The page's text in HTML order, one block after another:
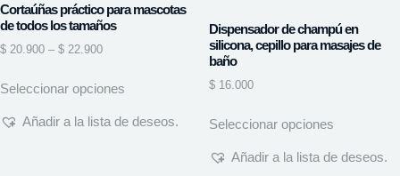
Cortaúñas práctico para mascotas
de todos los tamaños
$ 20.900 – $ 22.900
Seleccionar opciones
Añadir a la lista de deseos.
Dispensador de champú en
silicona, cepillo para masajes de
baño
$ 16.000
Seleccionar opciones
Añadir a la lista de deseos.